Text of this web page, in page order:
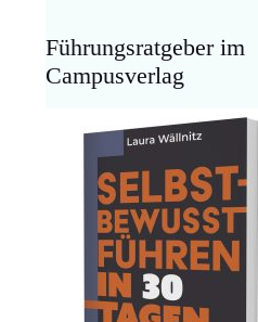
Führungsratgeber im
Campusverlag